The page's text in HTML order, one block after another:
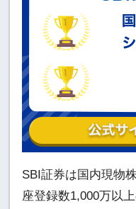
SBI証券は国内現物
座登録数1,000万以